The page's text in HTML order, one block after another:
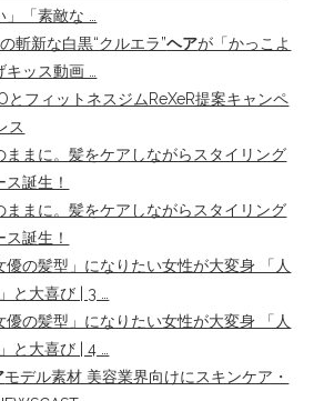
「素敵な …
斬新な白黒“クルエラ”ヘアが「かっこよ
ッス動画 …
とフィットネスジムReXeR提案キャンペ
ス
ままに。髪をケアしながらスタイリング
ス誕生！
ままに。髪をケアしながらスタイリング
ス誕生！
優の髪型」になりたい女性が大変身 「人
と大喜び | 3 …
優の髪型」になりたい女性が大変身 「人
と大喜び | 4 …
モデル素材 美容業界向けにスキンケア・